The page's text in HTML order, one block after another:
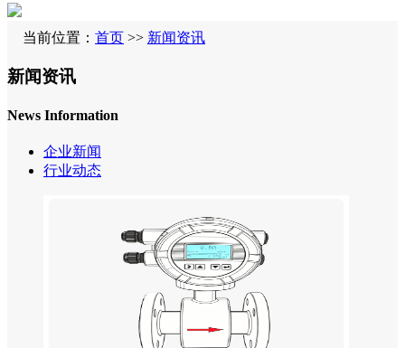
当前位置： 首页 >> 新闻资讯
新闻资讯
News Information
企业新闻
行业动态